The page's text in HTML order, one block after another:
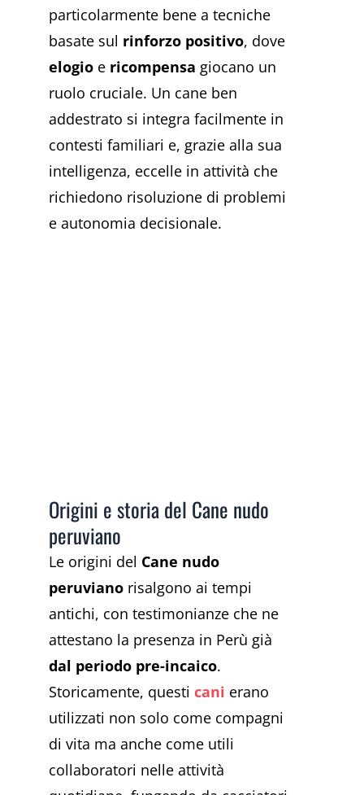
particolarmente bene a tecniche
basate sul rinforzo positivo, dove
elogio e ricompensa giocano un
ruolo cruciale. Un cane ben
addestrato si integra facilmente in
contesti familiari e, grazie alla sua
intelligenza, eccelle in attività che
richiedono risoluzione di problemi
e autonomia decisionale.
Origini e storia del Cane nudo
peruviano
Le origini del Cane nudo
peruviano risalgono ai tempi
antichi, con testimonianze che ne
attestano la presenza in Perù già
dal periodo pre-incaico.
Storicamente, questi cani erano
utilizzati non solo come compagni
di vita ma anche come utili
collaboratori nelle attività